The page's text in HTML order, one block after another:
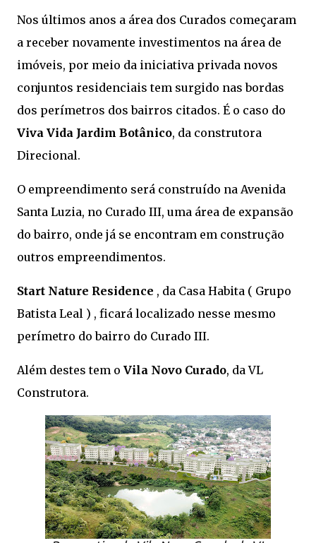
Nos últimos anos a área dos Curados começaram
a receber novamente investimentos na área de
imóveis, por meio da iniciativa privada novos
conjuntos residenciais tem surgido nas bordas
dos perímetros dos bairros citados. É o caso do
Viva Vida Jardim Botânico, da construtora
Direcional.
O empreendimento será construído na Avenida
Santa Luzia, no Curado III, uma área de expansão
do bairro, onde já se encontram em construção
outros empreendimentos.
Start Nature Residence , da Casa Habita ( Grupo
Batista Leal ) , ficará localizado nesse mesmo
perímetro do bairro do Curado III.
Além destes tem o Vila Novo Curado, da VL
Construtora.